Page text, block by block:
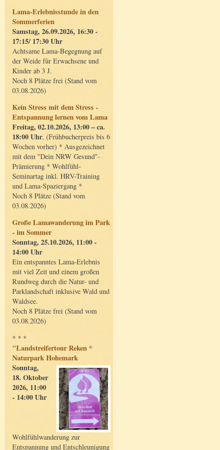
Lama-Erlebnisstunde in den
Sommerferien
Samstag, 26.09.2026, 16:30 -
17:15/ 17:30 Uhr
Achtsame Lama-Begegnung auf
der Weide für Erwachsene und
Kinder ab 3 J.
Noch 8 Plätze frei (Stand vom
03.08.2026)
Kein Stress mit dem Stress -
Entspannung lernen vom Lama
Freitag, 02.10.2026, 13:00 – ca.
18:00 Uhr, (Frühbucherpreis bis 6
Wochen vorher) * Ausgezeichnet
mit dem "Dein NRW Gesund"-
Prämierung * Wohlfühl-
Seminartag inkl. HRV-Training
und Lama-Spaziergang *
Noch 8 Plätze (Stand vom
03.08.2026)
Große Lamawanderung im Park
- im Sommer
Sonntag, 25.10.2026, 11:00 -
14:00 Uhr
Ein entspanntes Lama-Erlebnis
mit viel Zeit und einem großen
Rundweg durch die Natur- und
Parklandschaft inklusive Wald und
Waldsee.
Noch 8 Plätze frei (Stand vom
03.08.2026)
* * *
"Landstreifertour Reken *
Naturpark Hohemark
Sonntag,
18. Oktober
2026, 11:00
- 14:00 Uhr
Wohlfühlwanderung zur
Entspannung und Entschleunigung